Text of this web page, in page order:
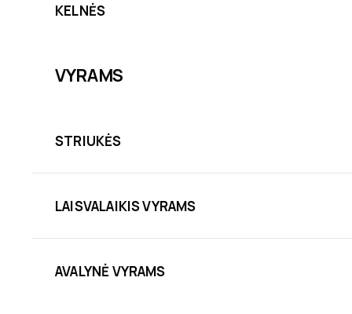
KELNĖS
VYRAMS
STRIUKĖS
LAISVALAIKIS VYRAMS
AVALYNĖ VYRAMS